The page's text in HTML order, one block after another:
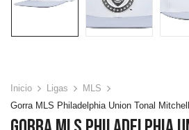
Inicio Ligas
MLS
Gorra MLS Philadelphia Union Tonal